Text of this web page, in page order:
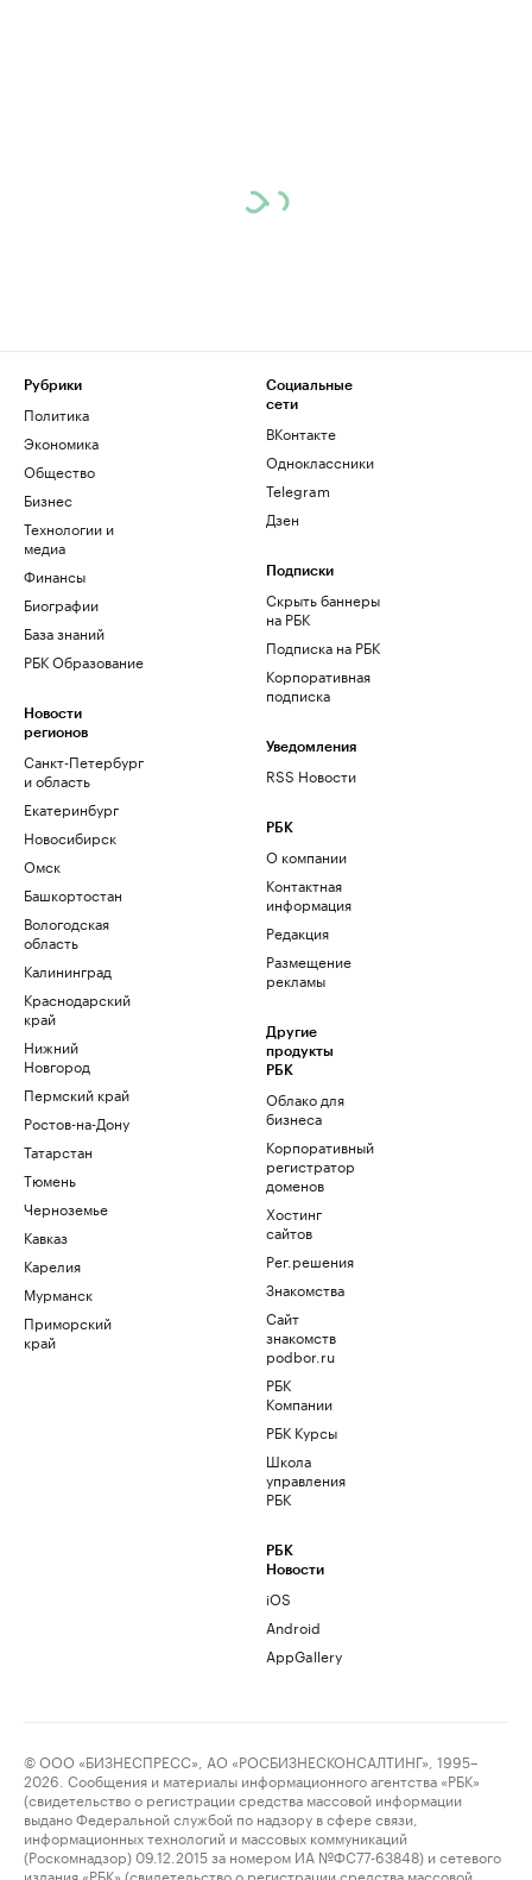
Рубрики
Политика
Экономика
Общество
Бизнес
Технологии и
медиа
Финансы
Биографии
База знаний
РБК Образование
Новости
регионов
Санкт-Петербург
и область
Екатеринбург
Новосибирск
Омск
Башкортостан
Вологодская
область
Калининград
Краснодарский
край
Нижний
Новгород
Пермский край
Ростов-на-Дону
Татарстан
Тюмень
Черноземье
Кавказ
Карелия
Мурманск
Приморский
край
Социальные
сети
ВКонтакте
Одноклассники
Telegram
Дзен
Подписки
Скрыть баннеры
на РБК
Подписка на РБК
Корпоративная
подписка
Уведомления
RSS Новости
РБК
О компании
Контактная
информация
Редакция
Размещение
рекламы
Другие
продукты
РБК
Облако для
бизнеса
Корпоративный
регистратор
доменов
Хостинг
сайтов
Рег.решения
Знакомства
Сайт
знакомств
podbor.ru
РБК
Компании
РБК Курсы
Школа
управления
РБК
РБК
Новости
iOS
Android
AppGallery
© ООО «БИЗНЕСПРЕСС», АО «РОСБИЗНЕСКОНСАЛТИНГ», 1995–
2026. Сообщения и материалы информационного агентства «РБК»
(свидетельство о регистрации средства массовой информации
выдано Федеральной службой по надзору в сфере связи,
информационных технологий и массовых коммуникаций
(Роскомнадзор) 09.12.2015 за номером ИА №ФС77-63848) и сетевого
издания «РБК» (свидетельство о регистрации средства массовой